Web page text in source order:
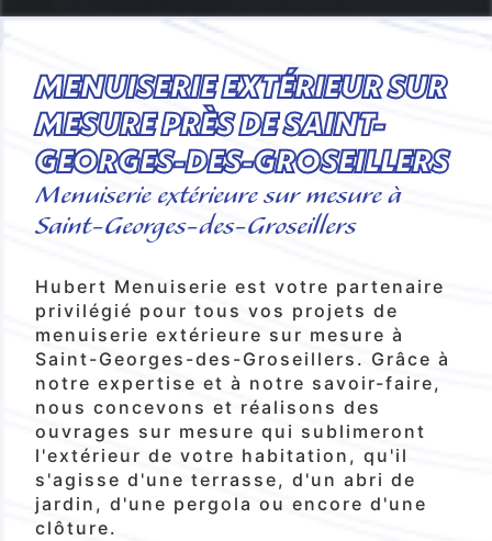
MENUISERIE EXTÉRIEUR SUR
MESURE PRÈS DE SAINT-
GEORGES-DES-GROSEILLERS
Menuiserie extérieure sur mesure à
Saint-Georges-des-Groseillers
Hubert Menuiserie est votre partenaire
privilégié pour tous vos projets de
menuiserie extérieure sur mesure à
Saint-Georges-des-Groseillers. Grâce à
notre expertise et à notre savoir-faire,
nous concevons et réalisons des
ouvrages sur mesure qui sublimeront
l'extérieur de votre habitation, qu'il
s'agisse d'une terrasse, d'un abri de
jardin, d'une pergola ou encore d'une
clôture.